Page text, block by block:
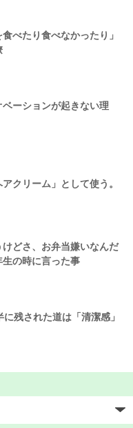
べたり食べなかったり」
ーションが起きない理
クリーム」として使う。
けどさ、お弁当嫌いなんだ
の時に言った事
残された道は「清潔感」